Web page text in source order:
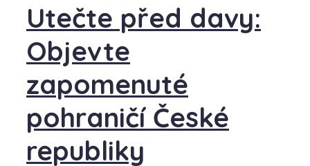
Utečte před davy:
Objevte
zapomenuté
pohraničí České
republiky